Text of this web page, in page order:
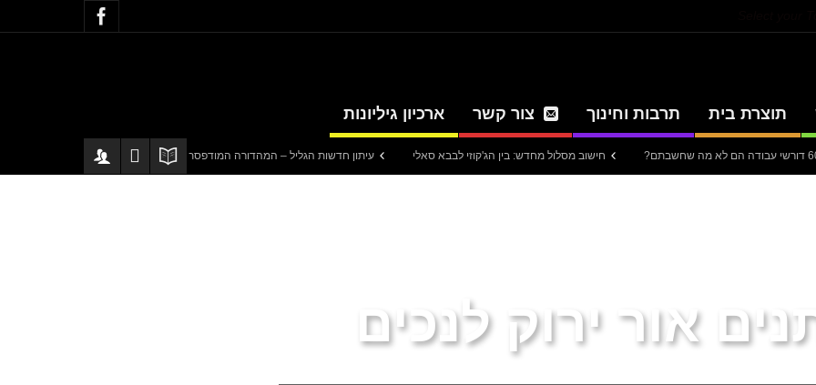
תוצרת בית תרבות וחינוך צור קשר ארכיון גיליונות
חישוב מסלול מחדש: בין הג'קוזי לבבא סאלי עיתון חדשות הגליל – המהדורה המודפסת | גליון 940 סערה בתיק להנגהל: עבודות
אור ירוק לנכים